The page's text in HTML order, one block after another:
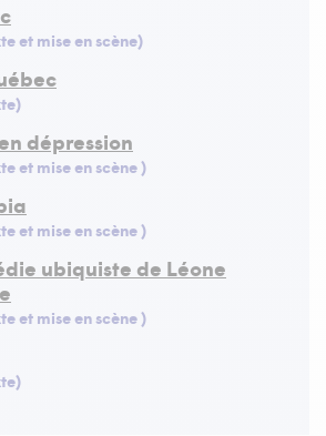
et mise en scène)
dépression
et mise en scène )
et mise en scène )
ubiquiste de Léone
et mise en scène )